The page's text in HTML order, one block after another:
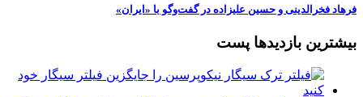
فرهاد فخرالدینی و حسین علیزاده در گفت‌وگو با «ایران»
بیشترین بازدیدها پست